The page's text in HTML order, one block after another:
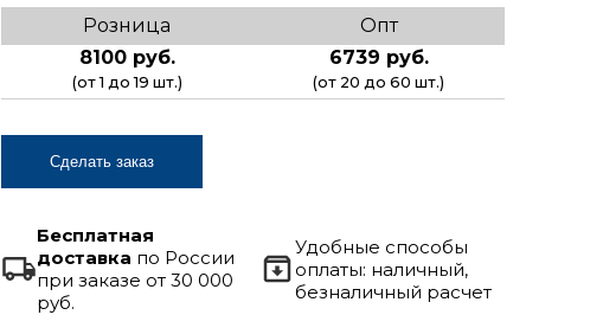
Розница
Опт
8100 руб.
(от 1 до 19 шт.)
6739 руб.
(от 20 до 60 шт.)
Сделать заказ
Бесплатная
доставка по России
при заказе от 30 000
руб.
Удобные способы
оплаты: наличный,
безналичный расчет